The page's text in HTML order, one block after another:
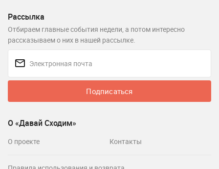
Рассылка
Отбираем главные события недели, а потом интересно
рассказываем о них в нашей рассылке.
Подписаться
О «Давай Сходим»
О проекте Контакты